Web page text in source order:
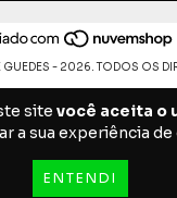
site você aceita o
a sua experiência
ENTENDI
GUEDES - 2026. TODOS OS